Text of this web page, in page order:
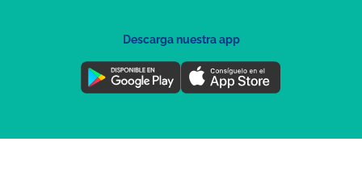
Descarga nuestra app